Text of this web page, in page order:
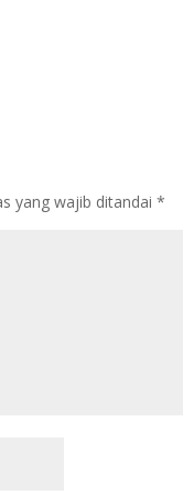
yang wajib ditandai*